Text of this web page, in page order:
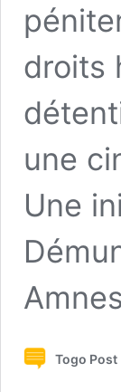
droits
une
Une
Togo Post